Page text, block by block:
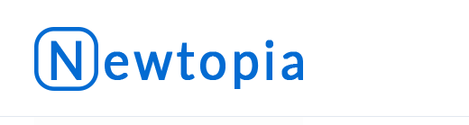
contenuto